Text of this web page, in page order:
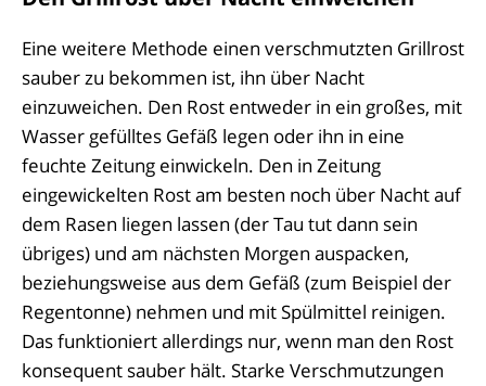
Eine weitere Methode einen verschmutzten Grillrost
sauber zu bekommen ist, ihn über Nacht
einzuweichen. Den Rost entweder in ein großes, mit
Wasser gefülltes Gefäß legen oder ihn in eine
feuchte Zeitung einwickeln. Den in Zeitung
eingewickelten Rost am besten noch über Nacht auf
dem Rasen liegen lassen (der Tau tut dann sein
übriges) und am nächsten Morgen auspacken,
beziehungsweise aus dem Gefäß (zum Beispiel der
Regentonne) nehmen und mit Spülmittel reinigen.
Das funktioniert allerdings nur, wenn man den Rost
konsequent sauber hält. Starke Verschmutzungen